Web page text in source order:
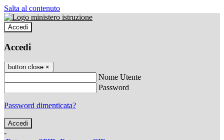
Salta al contenuto
Accedi
Accedi
button close ×
Nome Utente
Password
Password dimenticata?
-